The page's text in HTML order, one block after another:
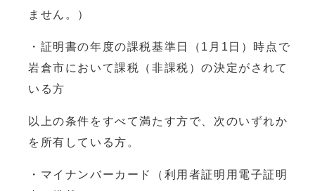
ません。）
・証明書の年度の課税基準日（1月1日）時点で
岩倉市において課税（非課税）の決定がされて
いる方
以上の条件をすべて満たす方で、次のいずれか
を所有している方。
・マイナンバーカード（利用者証明用電子証明